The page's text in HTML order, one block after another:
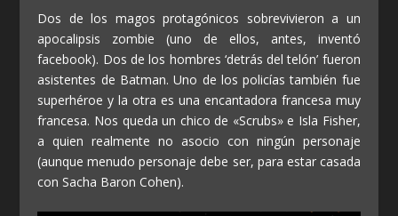
Dos de los magos protagónicos sobrevivieron a un
apocalipsis zombie (uno de ellos, antes, inventó
facebook). Dos de los hombres ‘detrás del telón’ fueron
asistentes de Batman. Uno de los policías también fue
superhéroe y la otra es una encantadora francesa muy
francesa. Nos queda un chico de «Scrubs» e Isla Fisher,
a quien realmente no asocio con ningún personaje
(aunque menudo personaje debe ser, para estar casada
con Sacha Baron Cohen).